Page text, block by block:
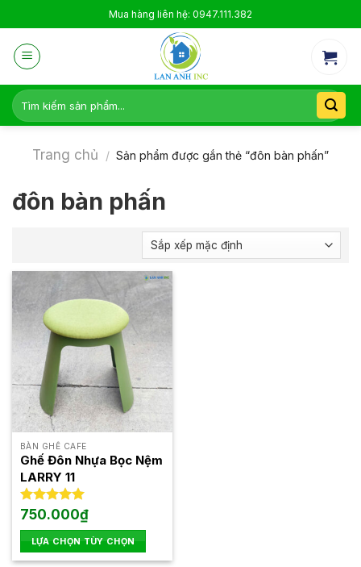
to
content
Mua hàng liên hệ: 0947.111.382
Tìm
kiếm:
Trang chủ / Sản phẩm được gắn thẻ “đôn bàn phấn”
đôn bàn phấn
BÀN GHẾ CAFE
Ghế Đôn Nhựa Bọc Nệm
LARRY 11
Được xếp
5 sao
750.000₫
LỰA CHỌN TÙY CHỌN
Sản